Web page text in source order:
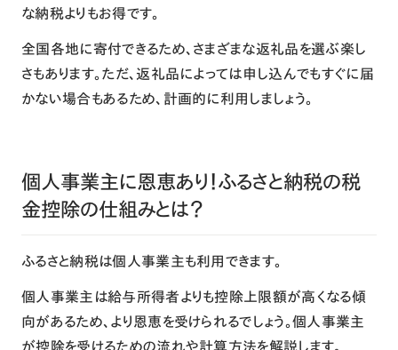
な納税よりもお得です。
全国各地に寄付できるため、さまざまな返礼品を選ぶ楽し
さもあります。ただ、返礼品によっては申し込んでもすぐに届
かない場合もあるため、計画的に利用しましょう。
個人事業主に恩恵あり！ふるさと納税の税
金控除の仕組みとは？
ふるさと納税は個人事業主も利用できます。
個人事業主は給与所得者よりも控除上限額が高くなる傾
向があるため、より恩恵を受けられるでしょう。個人事業主